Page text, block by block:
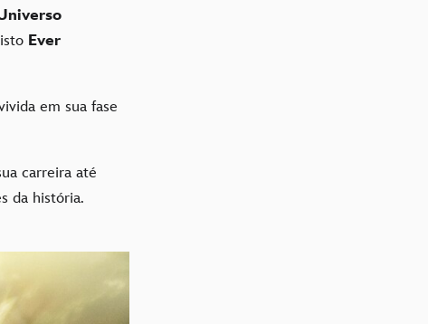
Ever
em sua fase
carreira até
da história.